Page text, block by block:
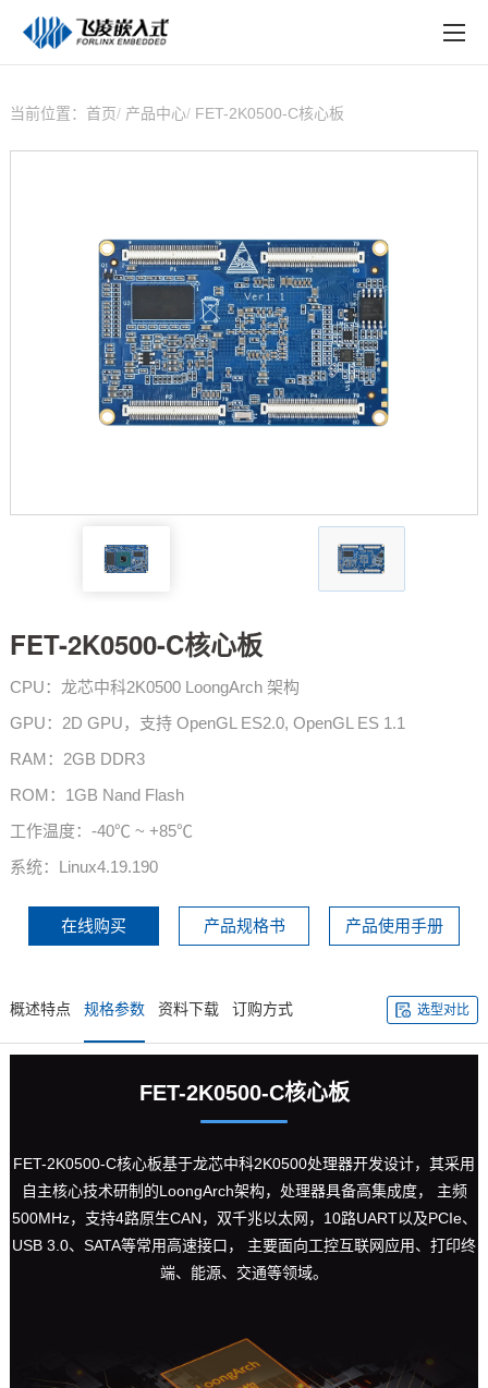
在线文档
方案定制
关于飞凌
天猫商城
在线购买
当前位置： 首页 产品中心 FET-2K0500-C核心板
FET-2K0500-C核心板
CPU：龙芯中科2K0500 LoongArch 架构
GPU：2D GPU，支持 OpenGL ES2.0, OpenGL ES 1.1
RAM：2GB DDR3
ROM：1GB Nand Flash
工作温度：-40℃ ~ +85℃
系统：Linux4.19.190
在线购买 产品规格书 产品使用手册
概述特点 规格参数 资料下载 订购方式 选型对比
FET-2K0500-C核心板
FET-2K0500-C核心板基于龙芯中科2K0500处理器开发设计，其采用
自主核心技术研制的LoongArch架构，处理器具备高集成度， 主频
500MHz，支持4路原生CAN，双千兆以太网，10路UART以及PCIe、
USB 3.0、SATA等常用高速接口， 主要面向工控互联网应用、打印终
端、能源、交通等领域。